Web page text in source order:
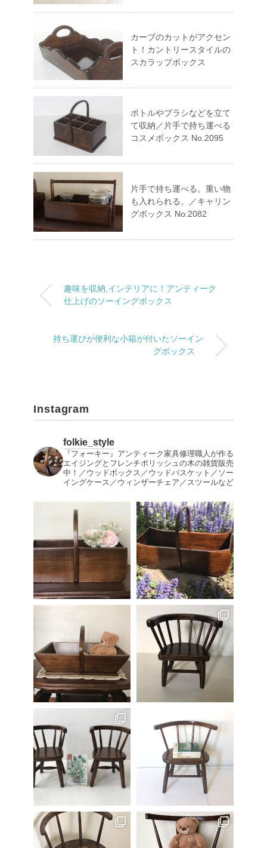
カーブのカットがアクセン
ト！カントリースタイルの
スカラップボックス
ボトルやブラシなどを立て
て収納／片手で持ち運べる
コスメボックス No.2095
片手で持ち運べる。重い物
も入れられる。／キャリン
グボックス No.2082
趣味を収納,インテリアに！アンティーク
仕上げのソーイングボックス
持ち運びが便利な小箱が付いたソーイン
グボックス
Instagram
folkie_style
『フォーキー』アンティーク家具修理職人が作る
エイジングとフレンチポリッシュの木の雑貨販売
中！／ウッドボックス／ウッドバスケット／ソー
イングケース／ウィンザーチェア／スツールなど